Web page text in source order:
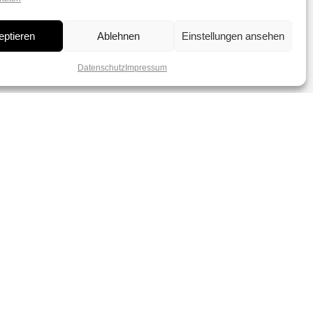
Ablehnen Einstellungen ansehen
DatenschutzImpressum